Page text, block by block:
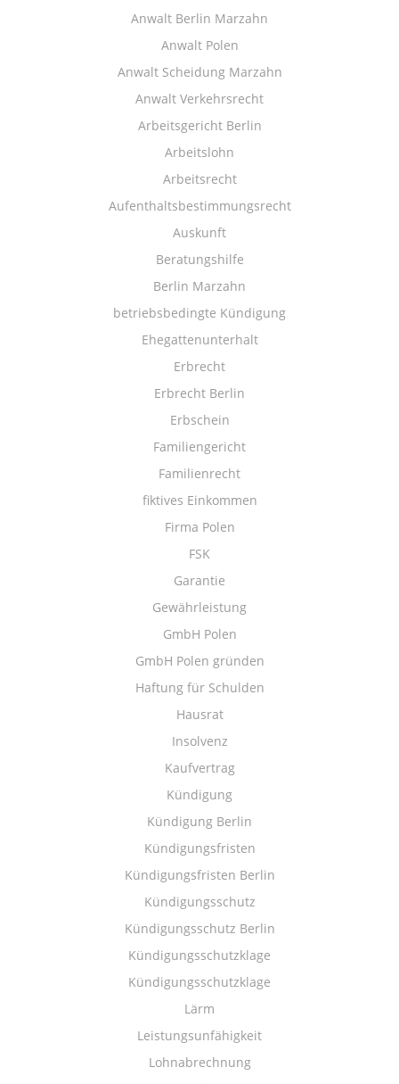
Anwalt Berlin Marzahn
Anwalt Polen
Anwalt Scheidung Marzahn
Anwalt Verkehrsrecht
Arbeitsgericht Berlin
Arbeitslohn
Arbeitsrecht
Aufenthaltsbestimmungsrecht
Auskunft
Beratungshilfe
Berlin Marzahn
betriebsbedingte Kündigung
Ehegattenunterhalt
Erbrecht
Erbrecht Berlin
Erbschein
Familiengericht
Familienrecht
fiktives Einkommen
Firma Polen
FSK
Garantie
Gewährleistung
GmbH Polen
GmbH Polen gründen
Haftung für Schulden
Hausrat
Insolvenz
Kaufvertrag
Kündigung
Kündigung Berlin
Kündigungsfristen
Kündigungsfristen Berlin
Kündigungsschutz
Kündigungsschutz Berlin
Kündigungsschutzklage
Kündigungsschutzklage
Lärm
Leistungsunfähigkeit
Lohnabrechnung